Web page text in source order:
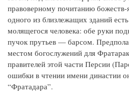
правоверному почитанию
одного из близлежащих зданий
молящегося человека: обе руки
пучок прутьев — барсом.
местом богослужений для
правителей этой части Персии
ошибки в чтении имени династии
“Фратадара”.